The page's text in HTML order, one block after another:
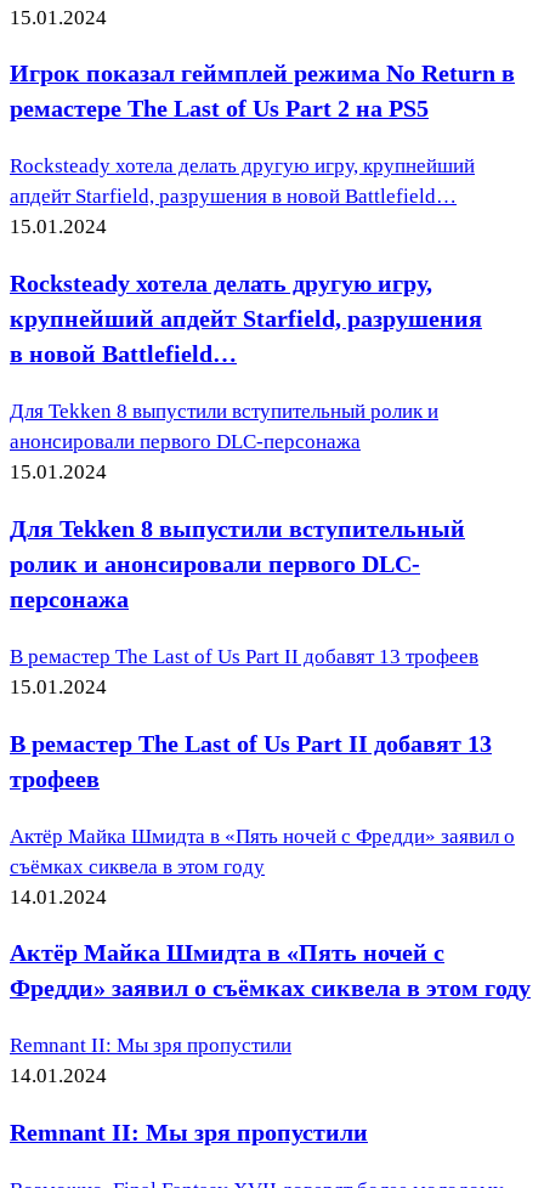
15.01.2024
Игрок показал геймплей режима No Return в
ремастере The Last of Us Part 2 на PS5
Rocksteady хотела делать другую игру, крупнейший
апдейт Starfield, разрушения в новой Battlefield…
15.01.2024
Rocksteady хотела делать другую игру,
крупнейший апдейт Starfield, разрушения
в новой Battlefield…
Для Tekken 8 выпустили вступительный ролик и
анонсировали первого DLC-персонажа
15.01.2024
Для Tekken 8 выпустили вступительный
ролик и анонсировали первого DLC-
персонажа
В ремастер The Last of Us Part II добавят 13 трофеев
15.01.2024
В ремастер The Last of Us Part II добавят 13
трофеев
Актёр Майка Шмидта в «Пять ночей с Фредди» заявил о
съёмках сиквела в этом году
14.01.2024
Актёр Майка Шмидта в «Пять ночей с
Фредди» заявил о съёмках сиквела в этом году
Remnant II: Мы зря пропустили
14.01.2024
Remnant II: Мы зря пропустили